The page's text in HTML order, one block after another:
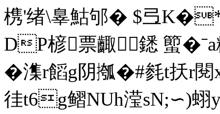
槜'绪\辠鮕邭� $弖K�*
DP楌票齱鏭 蠞
�潗r饀g阴摦� #毵t扷r
徍t6g鳛NUh滢sN;∽)